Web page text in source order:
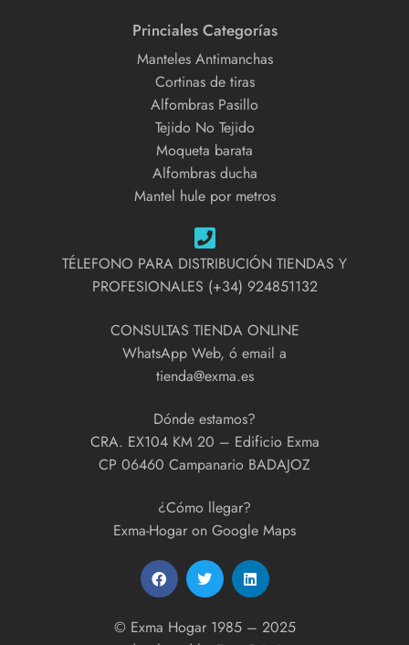
Princiales Categorías
Manteles Antimanchas
Cortinas de tiras
Alfombras Pasillo
Tejido No Tejido
Moqueta barata
Alfombras ducha
Mantel hule por metros
TÉLEFONO PARA DISTRIBUCIÓN TIENDAS Y
PROFESIONALES (+34) 924851132
CONSULTAS TIENDA ONLINE
WhatsApp Web, ó email a
tienda@exma.es
Dónde estamos?
CRA. EX104 KM 20 – Edificio Exma
CP 06460 Campanario BADAJOZ
¿Cómo llegar?
Exma-Hogar on Google Maps
© Exma Hogar 1985 – 2025